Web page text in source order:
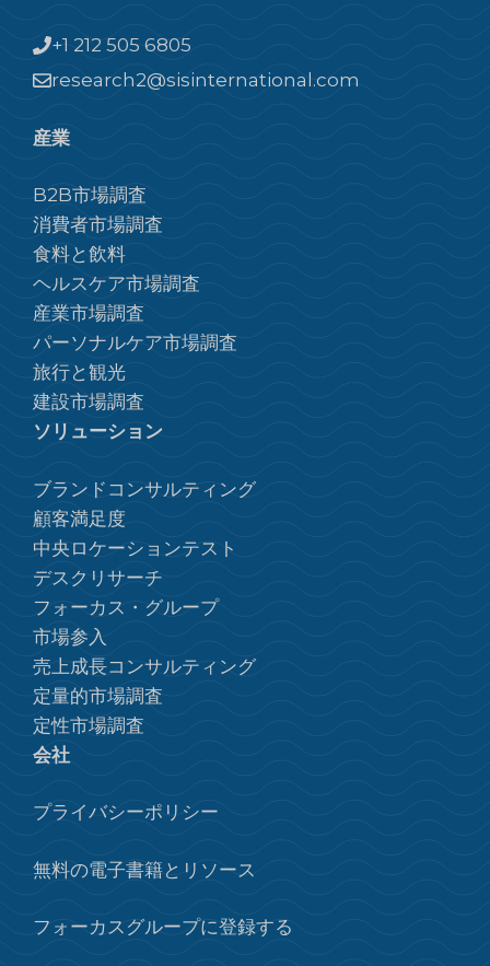
+1 212 505 6805
research2@sisinternational.com
産業
B2B市場調査
消費者市場調査
食料と飲料
ヘルスケア市場調査
産業市場調査
パーソナルケア市場調査
旅行と観光
建設市場調査
ソリューション
ブランドコンサルティング
顧客満足度
中央ロケーションテスト
デスクリサーチ
フォーカス・グループ
市場参入
売上成長コンサルティング
定量的市場調査
定性市場調査
会社
プライバシーポリシー
無料の電子書籍とリソース
フォーカスグループに登録する